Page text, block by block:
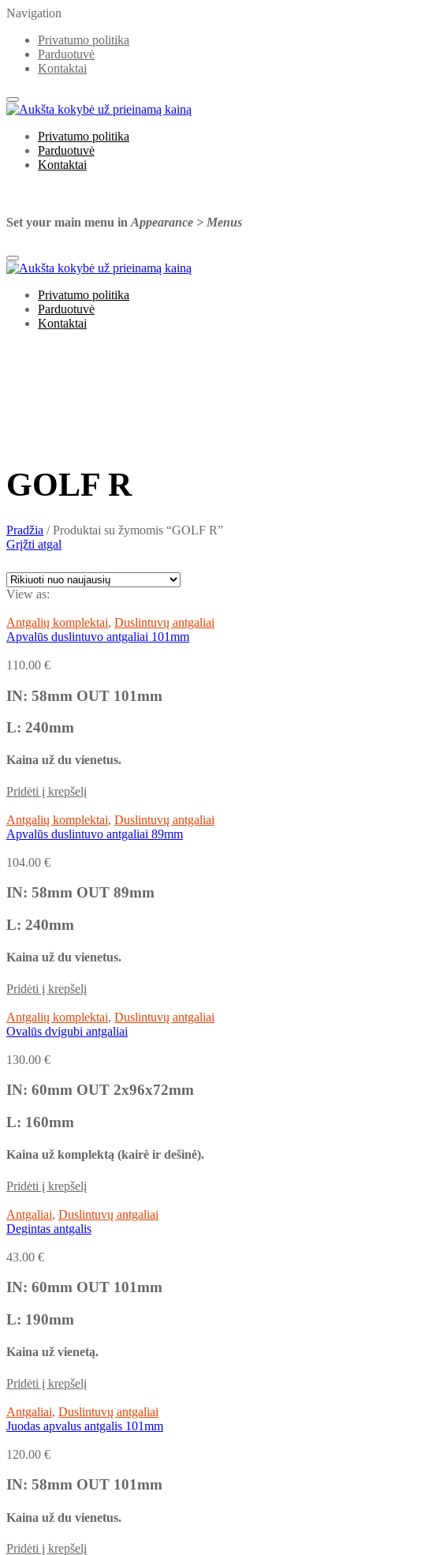
Navigation
Privatumo politika
Parduotuvė
Kontaktai
Privatumo politika
Parduotuvė
Kontaktai
Set your main menu in Appearance > Menus
Privatumo politika
Parduotuvė
Kontaktai
GOLF R
Pradžia /Produktai su žymomis “GOLF R”
Grįžti atgal
View as:
Antgalių komplektai, Duslintuvų antgaliai
Apvalūs duslintuvo antgaliai 101mm
110.00 €
IN: 58mm OUT 101mm
L: 240mm
Kaina už du vienetus.
Pridėti į krepšelį
Antgalių komplektai, Duslintuvų antgaliai
Apvalūs duslintuvo antgaliai 89mm
104.00 €
IN: 58mm OUT 89mm
L: 240mm
Kaina už du vienetus.
Pridėti į krepšelį
Antgalių komplektai, Duslintuvų antgaliai
Ovalūs dvigubi antgaliai
130.00 €
IN: 60mm OUT 2x96x72mm
L: 160mm
Kaina už komplektą (kairė ir dešinė).
Pridėti į krepšelį
Antgaliai, Duslintuvų antgaliai
Degintas antgalis
43.00 €
IN: 60mm OUT 101mm
L: 190mm
Kaina už vienetą.
Pridėti į krepšelį
Antgaliai, Duslintuvų antgaliai
Juodas apvalus antgalis 101mm
120.00 €
IN: 58mm OUT 101mm
Kaina už du vienetus.
Pridėti į krepšelį